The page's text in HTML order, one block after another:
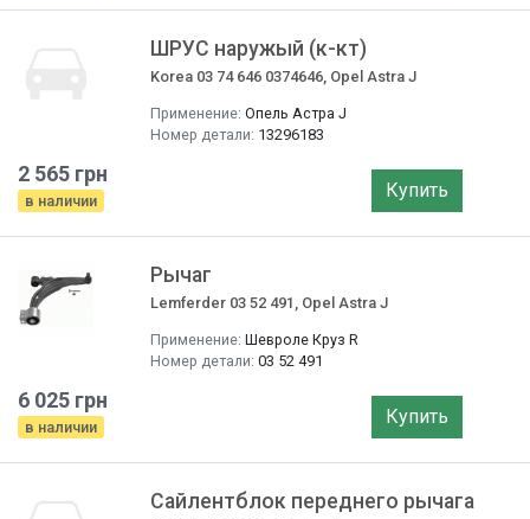
ШРУС наружый (к-кт)
Korea 03 74 646 0374646, Opel Astra J
Применение: Опель Астра J
Номер детали: 13296183
2 565 грн
в наличии Купить
Рычаг
Lemferder 03 52 491, Opel Astra J
Применение: Шевроле Круз R
Номер детали: 03 52 491
6 025 грн
в наличии Купить
Сайлентблок переднего рычага